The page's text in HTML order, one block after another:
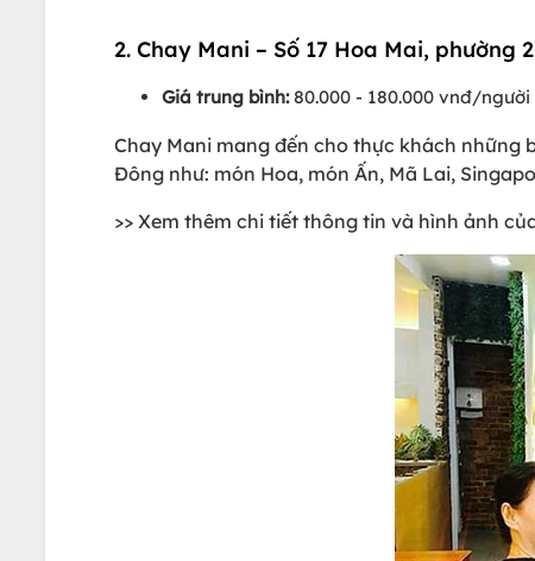
2. Chay Mani – Số 17 Hoa Mai, phường
Giá trung bình:80.000 - 180.000 vnđ/người
Chay Mani mang đến cho thực khách
Đông như: món Hoa, món Ấn, Mã Lai,
>> Xem thêm chi tiết thông tin và hình ảnh